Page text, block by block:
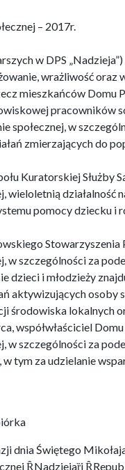
– 2017r.
w DPS
wrażliwość
mieszkańców Domu
pracowników
społecznej, w
zmierzających do
Kuratorskiej Służby
wieloletnią działalność
pomocy dziecku i
Stowarzyszenia
w szczególności za
dzieci i młodzieży
aktywizujących osoby
środowiska lokalnych
współwłaściciel Domu
w szczególności za
tym za udzielanie
dnia Świętego
ȒNadziejaȑi